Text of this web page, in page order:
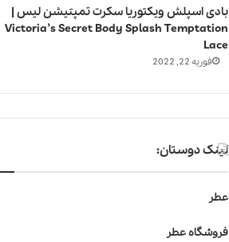
بادی اسپلش ویکتوریا سکرت تمپتیشن لیس |
Victoria’s Secret Body Splash Temptation
Lace
فوریه 22, 2022
لینک دوستان:
عطر
فروشگاه عطر